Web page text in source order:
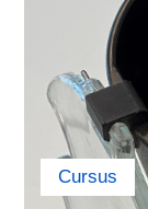
Taiwan
Turkey
Ukraine
Cursus